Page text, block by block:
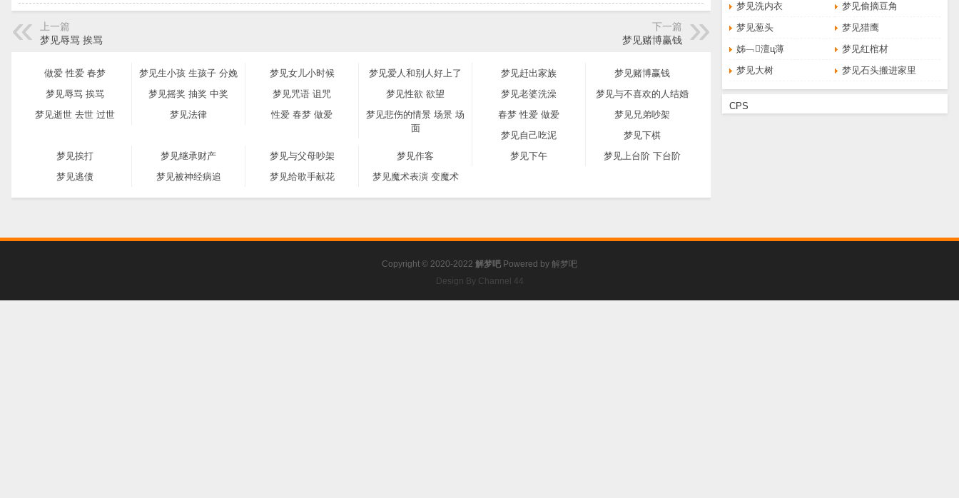
梦见洗内衣
梦见偷摘豆角
梦见葱头
梦见猎鹰
姊﹁澶ц薄
梦见红棺材
梦见大树
梦见石头搬进家里
CPS
上一篇
梦见辱骂 挨骂
下一篇
梦见赌博赢钱
做爱 性爱 春梦 梦见生小孩 生孩子 分娩 梦见女儿小时候 梦见爱人和别人好上了 梦见赶出家族
梦见赌博赢钱
梦见辱骂 挨骂
梦见摇奖 抽奖 中奖 梦见咒语 诅咒 梦见性欲 欲望 梦见老婆洗澡
梦见与不喜欢的人结婚
梦见逝世 去世 过世
梦见法律 性爱 春梦 做爱
梦见悲伤的情景 场景 场
面
春梦 性爱 做爱
梦见兄弟吵架
梦见自己吃泥
梦见下棋
梦见挨打
梦见继承财产 梦见与父母吵架 梦见作客 梦见下午
梦见上台阶 下台阶
梦见逃债
梦见被神经病追 梦见给歌手献花 梦见魔术表演 变魔术
Copyright © 2020-2022 解梦吧 Powered by 解梦吧
Design By Channel 44